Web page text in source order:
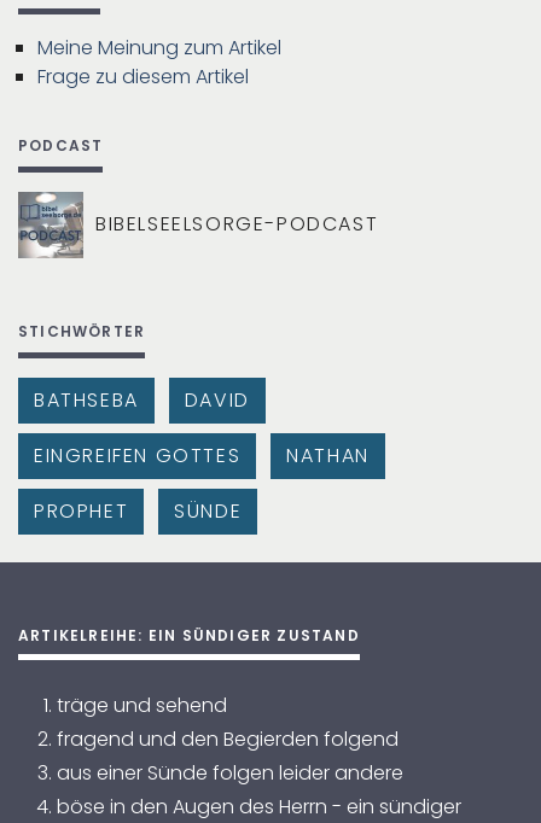
Meine Meinung zum Artikel
Frage zu diesem Artikel
PODCAST
BIBELSEELSORGE-PODCAST
STICHWÖRTER
BATHSEBA
DAVID
EINGREIFEN GOTTES
NATHAN
PROPHET
SÜNDE
ARTIKELREIHE: EIN SÜNDIGER ZUSTAND
träge und sehend
fragend und den Begierden folgend
aus einer Sünde folgen leider andere
böse in den Augen des Herrn - ein sündiger